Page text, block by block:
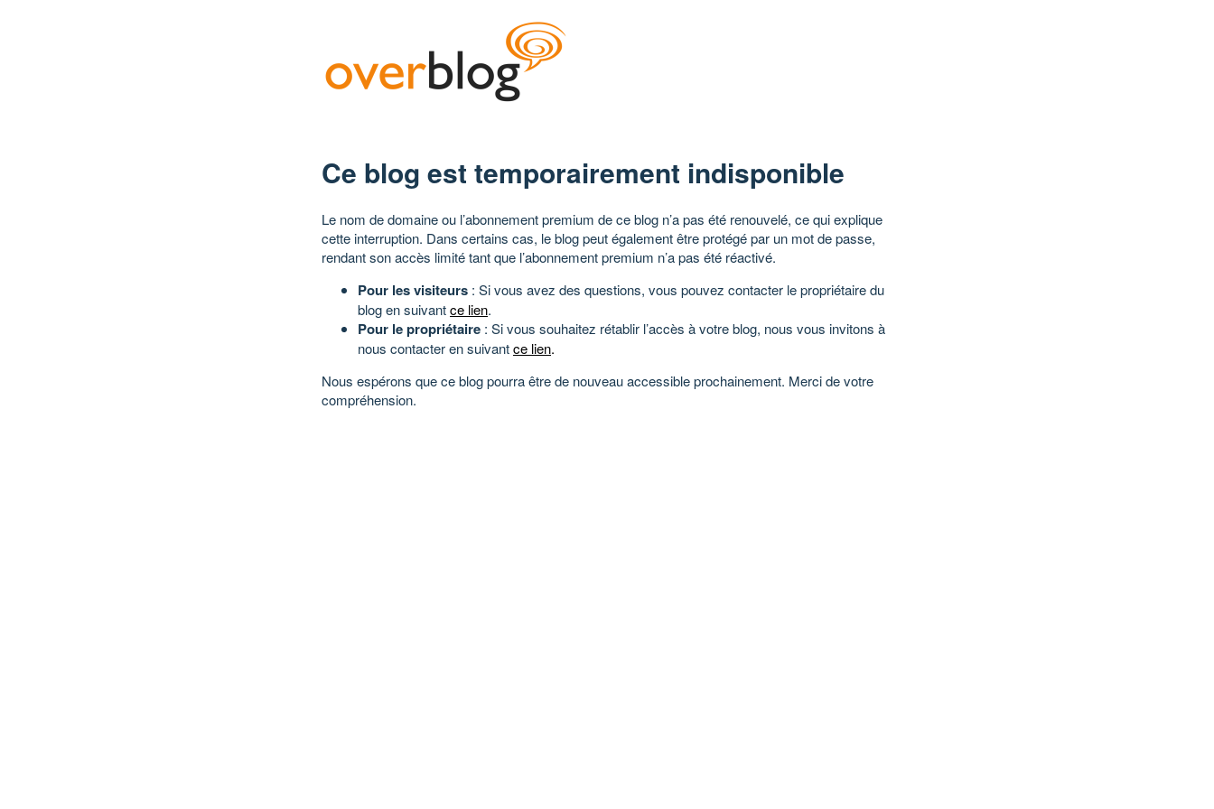
Ce blog est temporairement indisponible
Le nom de domaine ou l’abonnement premium de ce blog n’a pas été renouvelé, ce qui explique
cette interruption. Dans certains cas, le blog peut également être protégé par un mot de passe,
rendant son accès limité tant que l’abonnement premium n’a pas été réactivé.
Pour les visiteurs : Si vous avez des questions, vous pouvez contacter le propriétaire du
blog en suivantce lien.
Pour le propriétaire : Si vous souhaitez rétablir l’accès à votre blog, nous vous invitons à
nous contacter en suivantce lien.
Nous espérons que ce blog pourra être de nouveau accessible prochainement. Merci de votre
compréhension.